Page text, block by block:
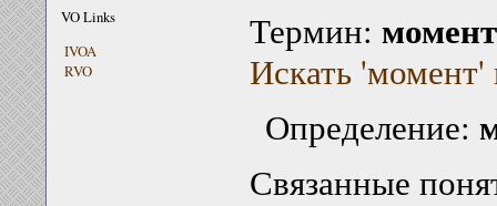
VO Links
IVOA
RVO
Термин: момент
Искать
Определение:
Связанные